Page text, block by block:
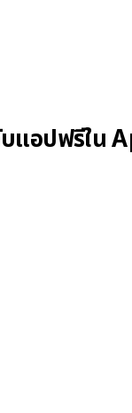
แอปฟรีใน